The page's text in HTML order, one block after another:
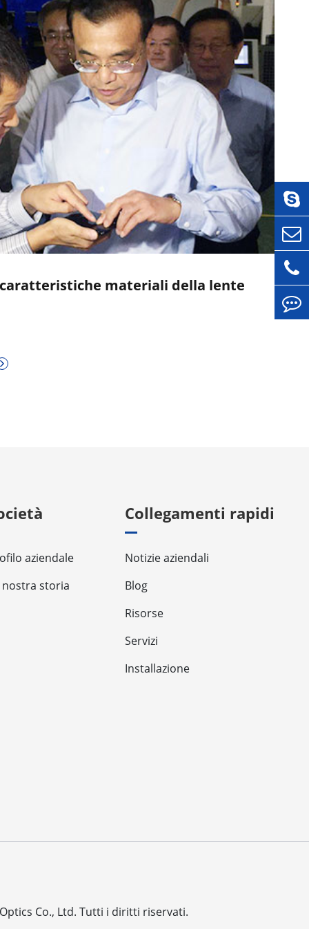
materiali della lente
aziendale
nostra storia
Collegamenti rapidi
Notizie aziendali
Blog
Risorse
Servizi
Installazione
Co., Ltd. Tutti i diritti riservati.